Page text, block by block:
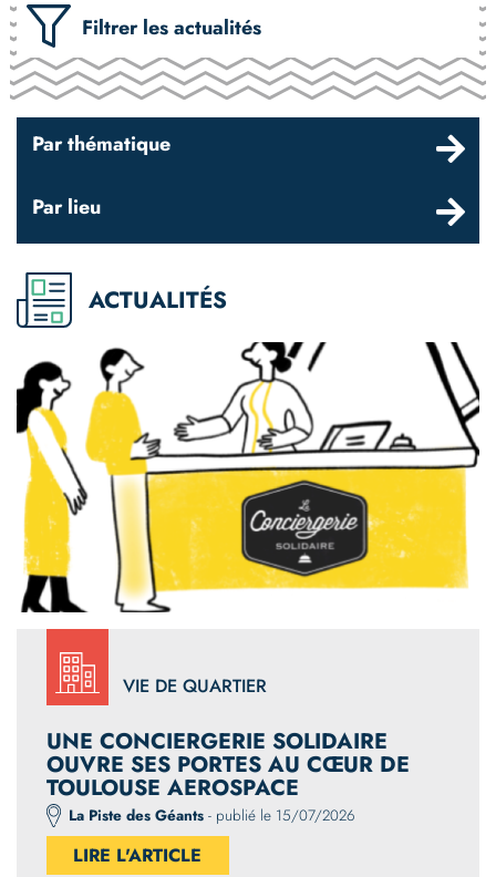
Filtrer les actualités
Par thématique
Par lieu
ACTUALITÉS
VIE DE QUARTIER
UNE CONCIERGERIE SOLIDAIRE
OUVRE SES PORTES AU CŒUR DE
TOULOUSE AEROSPACE
La Piste des Géants - publié le 15/07/2026
LIRE L'ARTICLE